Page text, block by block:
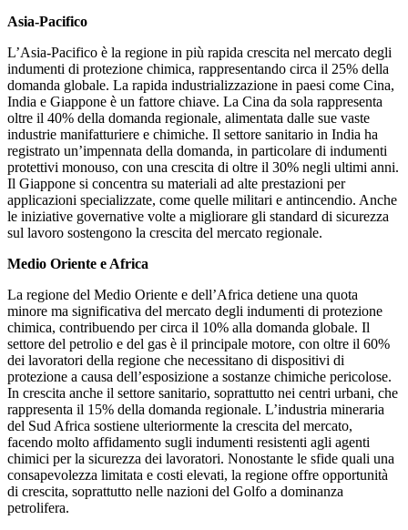
Asia-Pacifico
L’Asia-Pacifico è la regione in più rapida crescita nel mercato degli
indumenti di protezione chimica, rappresentando circa il 25% della
domanda globale. La rapida industrializzazione in paesi come Cina,
India e Giappone è un fattore chiave. La Cina da sola rappresenta
oltre il 40% della domanda regionale, alimentata dalle sue vaste
industrie manifatturiere e chimiche. Il settore sanitario in India ha
registrato un’impennata della domanda, in particolare di indumenti
protettivi monouso, con una crescita di oltre il 30% negli ultimi anni.
Il Giappone si concentra su materiali ad alte prestazioni per
applicazioni specializzate, come quelle militari e antincendio. Anche
le iniziative governative volte a migliorare gli standard di sicurezza
sul lavoro sostengono la crescita del mercato regionale.
Medio Oriente e Africa
La regione del Medio Oriente e dell’Africa detiene una quota
minore ma significativa del mercato degli indumenti di protezione
chimica, contribuendo per circa il 10% alla domanda globale. Il
settore del petrolio e del gas è il principale motore, con oltre il 60%
dei lavoratori della regione che necessitano di dispositivi di
protezione a causa dell’esposizione a sostanze chimiche pericolose.
In crescita anche il settore sanitario, soprattutto nei centri urbani, che
rappresenta il 15% della domanda regionale. L’industria mineraria
del Sud Africa sostiene ulteriormente la crescita del mercato,
facendo molto affidamento sugli indumenti resistenti agli agenti
chimici per la sicurezza dei lavoratori. Nonostante le sfide quali una
consapevolezza limitata e costi elevati, la regione offre opportunità
di crescita, soprattutto nelle nazioni del Golfo a dominanza
petrolifera.